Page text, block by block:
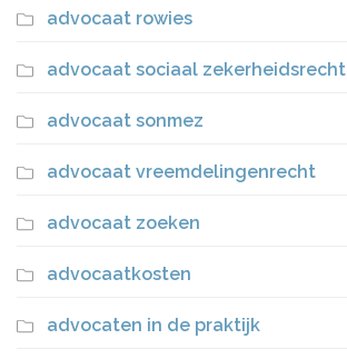
advocaat rowies
advocaat sociaal zekerheidsrecht
advocaat sonmez
advocaat vreemdelingenrecht
advocaat zoeken
advocaatkosten
advocaten in de praktijk